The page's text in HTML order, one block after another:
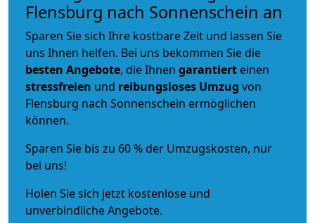
Flensburg nach Sonnenschein an
Sparen Sie sich Ihre kostbare Zeit und lassen Sie
uns Ihnen helfen. Bei uns bekommen Sie die
besten Angebote, die Ihnen garantiert einen
stressfreien und reibungsloses Umzug von
Flensburg nach Sonnenschein ermöglichen
können.
Sparen Sie bis zu 60 % der Umzugskosten, nur
bei uns!
Holen Sie sich jetzt kostenlose und
unverbindliche Angebote.